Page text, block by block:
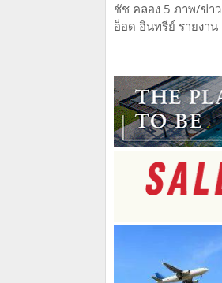
ชัช คลอง 5 ภาพ/ข่าว
อ็อด อินทรีย์ รายงาน